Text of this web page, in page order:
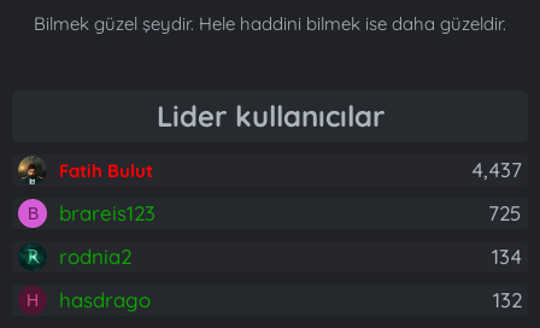
Bilmek güzel şeydir. Hele haddini bilmek ise daha güzeldir.
Lider kullanıcılar
Fatih Bulut 4,437
B brareis123
725
rodnia2
134
H hasdrago 132